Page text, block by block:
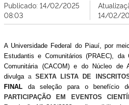
Publicado: 14/02/2025
08:03
14/02/
A Universidade Federal do Piauí, por
Estudantis e Comunitários (PRAEC), da
Comunitária (CACOM) e do Núcleo de
divulgaaSEXTA LISTA DE
FINAL da seleção para o benefício
PARTICIPAÇÃO EM EVENTOS